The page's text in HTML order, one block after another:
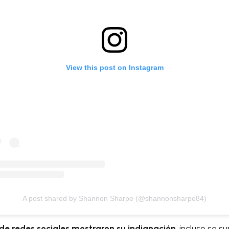
View this post on Instagram
A post shared by Shannon Sharpe (@shannonsharpe84)